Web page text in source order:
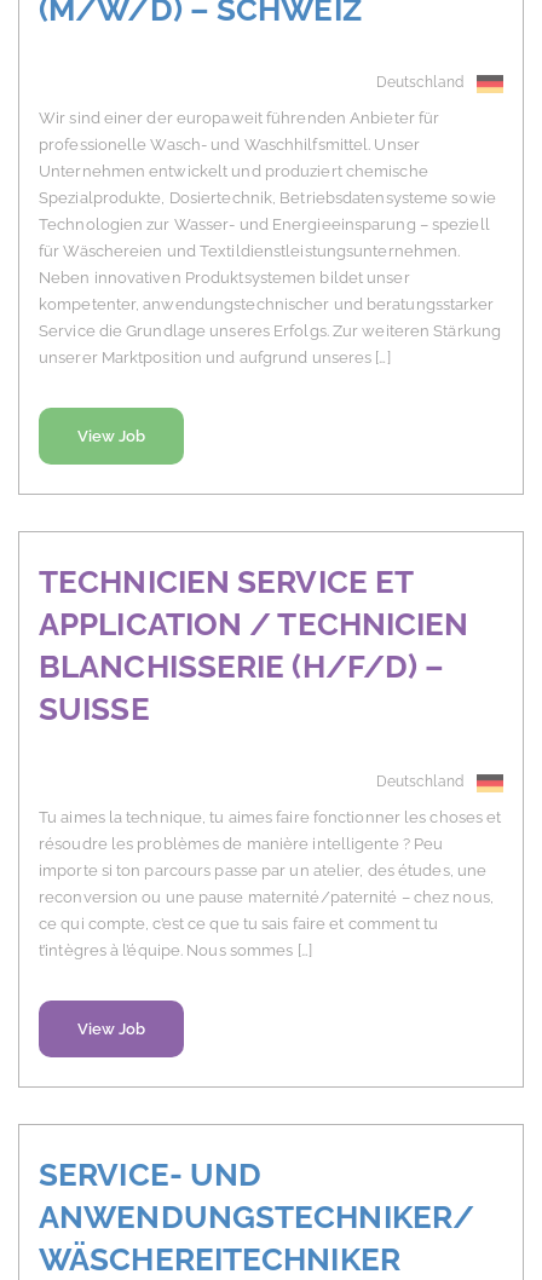
(M/W/D) – SCHWEIZ
Deutschland
Wir sind einer der europaweit führenden Anbieter für
professionelle Wasch- und Waschhilfsmittel. Unser
Unternehmen entwickelt und produziert chemische
Spezialprodukte, Dosiertechnik, Betriebsdatensysteme sowie
Technologien zur Wasser- und Energieeinsparung – speziell
für Wäschereien und Textildienstleistungsunternehmen.
Neben innovativen Produktsystemen bildet unser
kompetenter, anwendungstechnischer und beratungsstarker
Service die Grundlage unseres Erfolgs. Zur weiteren Stärkung
unserer Marktposition und aufgrund unseres […]
View Job
TECHNICIEN SERVICE ET
APPLICATION / TECHNICIEN
BLANCHISSERIE (H/F/D) –
SUISSE
Deutschland
Tu aimes la technique, tu aimes faire fonctionner les choses et
résoudre les problèmes de manière intelligente ? Peu
importe si ton parcours passe par un atelier, des études, une
reconversion ou une pause maternité/paternité – chez nous,
ce qui compte, c’est ce que tu sais faire et comment tu
t’intègres à l’équipe. Nous sommes […]
View Job
SERVICE- UND
ANWENDUNGSTECHNIKER/
WÄSCHEREITECHNIKER